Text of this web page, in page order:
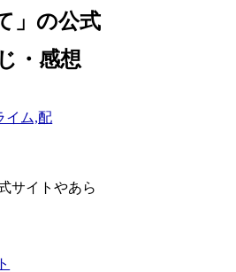
」の公式
・感想
サイトやあら